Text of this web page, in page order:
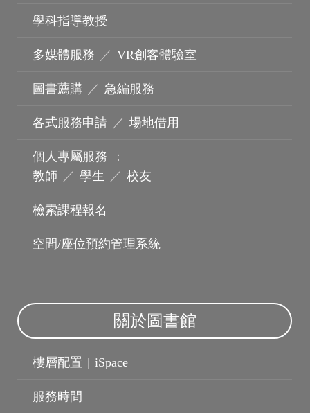
學科指導教授
多媒體服務 ／ VR創客體驗室
圖書薦購 ／ 急編服務
各式服務申請 ／ 場地借用
個人專屬服務
：
教師 ／ 學生 ／ 校友
檢索課程報名
空間/座位預約管理系統
關於圖書館
樓層配置 | iSpace
服務時間